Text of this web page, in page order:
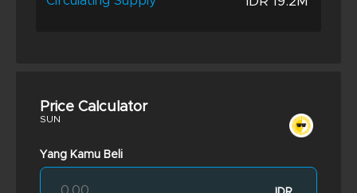
Price Calculator
SUN
Yang Kamu Beli